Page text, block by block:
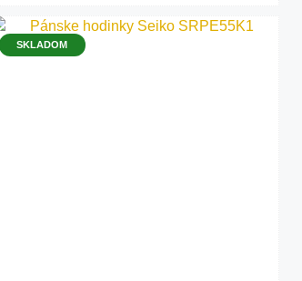
SKLADOM